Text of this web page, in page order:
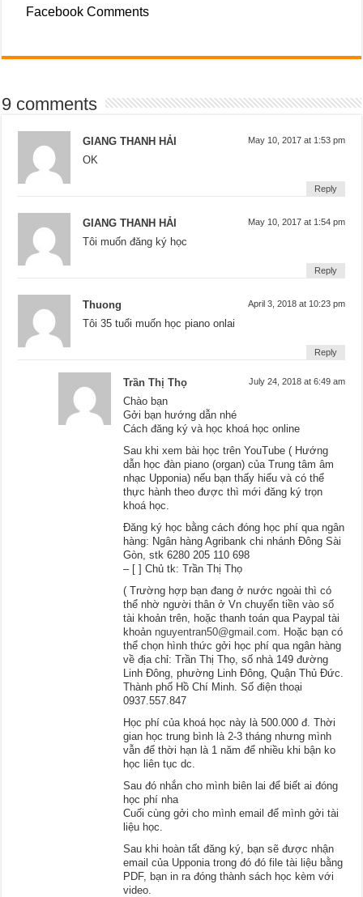
Facebook Comments
9 comments
GIANG THANH HẢI May 10, 2017 at 1:53 pm
OK
Reply
GIANG THANH HẢI May 10, 2017 at 1:54 pm
Tôi muốn đăng ký học
Reply
Thuong April 3, 2018 at 10:23 pm
Tôi 35 tuổi muốn học piano onlai
Reply
Trần Thị Thọ July 24, 2018 at 6:49 am
Chào bạn
Gởi bạn hướng dẫn nhé
Cách đăng ký và học khoá học online
Sau khi xem bài học trên YouTube ( Hướng
dẫn học đàn piano (organ) của Trung tâm âm
nhạc Upponia) nếu bạn thấy hiểu và có thể
thực hành theo được thì mới đăng ký trọn
khoá học.
Đăng ký học bằng cách đóng học phí qua ngân
hàng: Ngân hàng Agribank chi nhánh Đông Sài
Gòn, stk 6280 205 110 698
– [ ] Chủ tk: Trần Thị Thọ
( Trường hợp bạn đang ở nước ngoài thì có
thể nhờ người thân ở Vn chuyển tiền vào số
tài khoản trên, hoặc thanh toán qua Paypal tài
khoản nguyentran50@gmail.com . Hoặc bạn có
thể chọn hình thức gởi học phí qua ngân hàng
về địa chỉ: Trần Thị Thọ, số nhà 149 đường
Linh Đông, phường Linh Đông, Quận Thủ Đức.
Thành phố Hồ Chí Minh. Số điện thoại
0937.557.847
Học phí của khoá học này là 500.000 đ. Thời
gian học trung bình là 2-3 tháng nhưng mình
vẫn để thời hạn là 1 năm để nhiều khi bận ko
học liên tục dc.
Sau đó nhắn cho mình biên lai để biết ai đóng
học phí nha
Cuối cùng gởi cho mình email để mình gởi tài
liệu học.
Sau khi hoàn tất đăng ký, bạn sẽ được nhận
email của Upponia trong đó đó file tài liệu bằng
PDF, bạn in ra đóng thành sách học kèm với
video.